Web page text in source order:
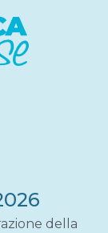
della